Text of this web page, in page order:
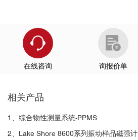
在线咨询 询报价单
相关产品
1、综合物性测量系统-PPMS
2、Lake Shore 8600系列振动样品磁强计